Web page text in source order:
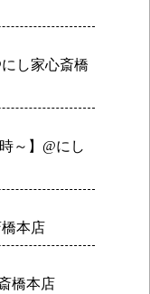
し家心斎橋
～】@にし
橋本店
橋本店